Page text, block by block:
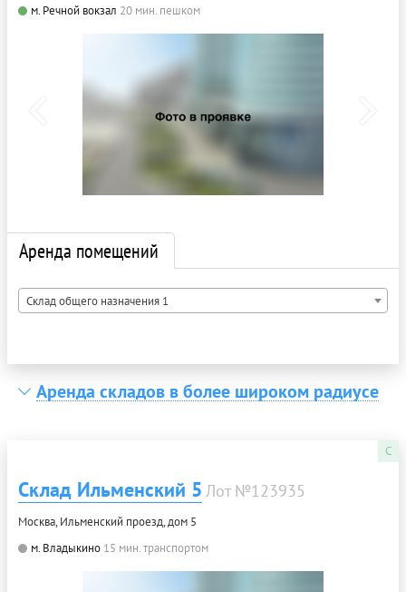
м. Речной вокзал 20 мин. пешком
Аренда помещений
Склад общего назначения 1
Аренда складов в более широком радиусе
C
Склад Ильменский 5 Лот №123935
Москва, Ильменский проезд, дом 5
м. Владыкино 15 мин. транспортом